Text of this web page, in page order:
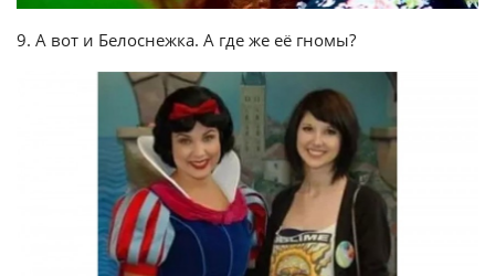
9. А вот и Белоснежка. А где же её гномы?